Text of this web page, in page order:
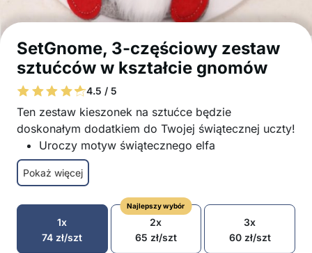
SetGnome, 3-częściowy zestaw
sztućców w kształcie gnomów
4.5 / 5
Ten zestaw kieszonek na sztućce będzie
doskonałym dodatkiem do Twojej świątecznej uczty!
Uroczy motyw świątecznego elfa
Łatwy w użyciu – wystarczy włożyć sztućce do
kieszonki
Wysokiej jakości materiał, który przetrwa przez
kilka sezonów świątecznych
Idealny dodatek na kolację wigilijną, przyjęcia
lub jako prezent
Pokaż więcej
1x
74 zł/szt
Najlepszy wybór
2x
65 zł/szt
3x
60 zł/szt